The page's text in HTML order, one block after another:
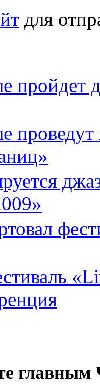
для
пройдет